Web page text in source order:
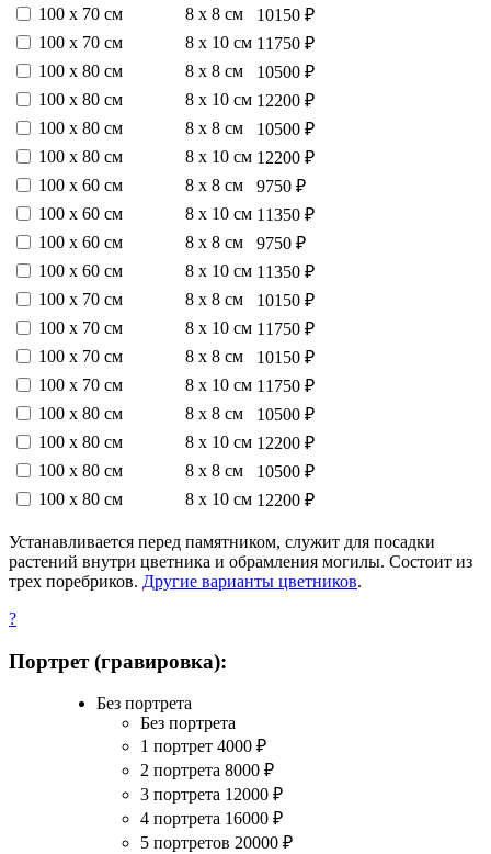
100 х 70 см
8 х 8 см
10150 ₽
100 х 70 см
8 х 10 см 11750 ₽
100 х 80 см
8 х 8 см
10500 ₽
100 х 80 см
8 х 10 см 12200 ₽
100 х 80 см
8 х 8 см
10500 ₽
100 х 80 см
8 х 10 см 12200 ₽
100 х 60 см
8 х 8 см
9750 ₽
100 х 60 см
8 х 10 см 11350 ₽
100 х 60 см
8 х 8 см
9750 ₽
100 х 60 см
8 х 10 см 11350 ₽
100 х 70 см
8 х 8 см
10150 ₽
100 х 70 см
8 х 10 см 11750 ₽
100 х 70 см
8 х 8 см
10150 ₽
100 х 70 см
8 х 10 см 11750 ₽
100 х 80 см
8 х 8 см
10500 ₽
100 х 80 см
8 х 10 см 12200 ₽
100 х 80 см
8 х 8 см
10500 ₽
100 х 80 см
8 х 10 см 12200 ₽
Устанавливается перед памятником, служит для посадки
растений внутри цветника и обрамления могилы. Состоит из
трех поребриков. Другие варианты цветников.
?
Портрет (гравировка):
Без портрета
Без портрета
1 портрет 4000 ₽
2 портрета 8000 ₽
3 портрета 12000 ₽
4 портрета 16000 ₽
5 портретов 20000 ₽